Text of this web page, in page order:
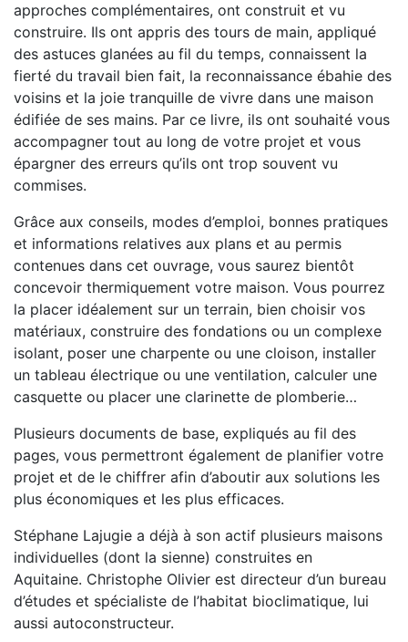
approches complémentaires, ont construit et vu
construire. Ils ont appris des tours de main, appliqué
des astuces glanées au fil du temps, connaissent la
fierté du travail bien fait, la reconnaissance ébahie des
voisins et la joie tranquille de vivre dans une maison
édifiée de ses mains. Par ce livre, ils ont souhaité vous
accompagner tout au long de votre projet et vous
épargner des erreurs qu’ils ont trop souvent vu
commises.
Grâce aux conseils, modes d’emploi, bonnes pratiques
et informations relatives aux plans et au permis
contenues dans cet ouvrage, vous saurez bientôt
concevoir thermiquement votre maison. Vous pourrez
la placer idéalement sur un terrain, bien choisir vos
matériaux, construire des fondations ou un complexe
isolant, poser une charpente ou une cloison, installer
un tableau électrique ou une ventilation, calculer une
casquette ou placer une clarinette de plomberie…
Plusieurs documents de base, expliqués au fil des
pages, vous permettront également de planifier votre
projet et de le chiffrer afin d’aboutir aux solutions les
plus économiques et les plus efficaces.
Stéphane Lajugie a déjà à son actif plusieurs maisons
individuelles (dont la sienne) construites en
Aquitaine. Christophe Olivier est directeur d’un bureau
d’études et spécialiste de l’habitat bioclimatique, lui
aussi autoconstructeur.